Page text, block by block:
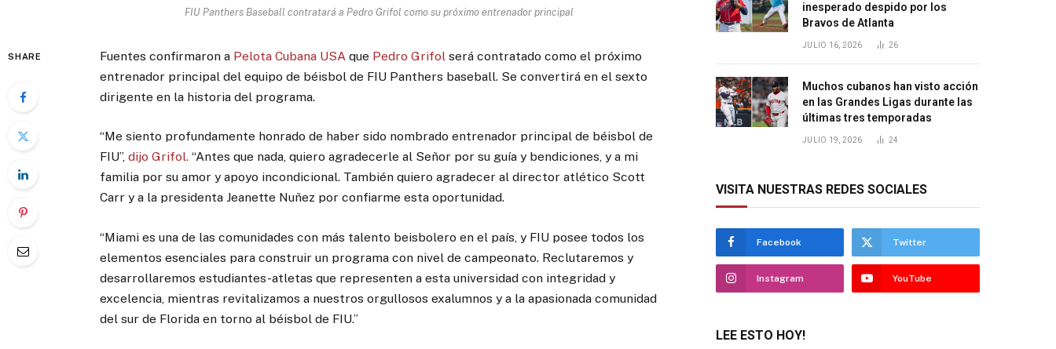
FIU Panthers Baseball contratará a Pedro Grifol como su próximo entrenador principal
SHARE Fuentes confirmaron a Pelota Cubana USA que Pedro Grifol será contratado como el próximo
entrenador principal del equipo de béisbol de FIU Panthers baseball. Se convertirá en el sexto
dirigente en la historia del programa.
“Me siento profundamente honrado de haber sido nombrado entrenador principal de béisbol de
FIU”,dijo Grifol. “Antes que nada, quiero agradecerle al Señor por su guía y bendiciones, y a mi
familia por su amor y apoyo incondicional. También quiero agradecer al director atlético Scott
Carr y a la presidenta Jeanette Nuñez por confiarme esta oportunidad.
“Miami es una de las comunidades con más talento beisbolero en el país, y FIU posee todos los
elementos esenciales para construir un programa con nivel de campeonato. Reclutaremos y
desarrollaremos estudiantes-atletas que representen a esta universidad con integridad y
excelencia, mientras revitalizamos a nuestros orgullosos exalumnos y a la apasionada comunidad
del sur de Florida en torno al béisbol de FIU.”
inesperado despido por los
Bravos de Atlanta
JULIO 16, 2026 26
Muchos cubanos han visto acción
en las Grandes Ligas durante las
últimas tres temporadas
JULIO 19, 2026 24
VISITA NUESTRAS REDES SOCIALES
Facebook Twitter
Instagram YouTube
LEE ESTO HOY!